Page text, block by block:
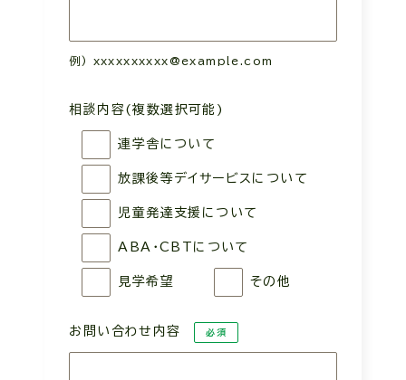
相談内容(複数選択可能)
連学舎について
放課後等デイサービスについて
児童発達支援について
ABA・CBTについて
見学希望 その他
お問い合わせ内容